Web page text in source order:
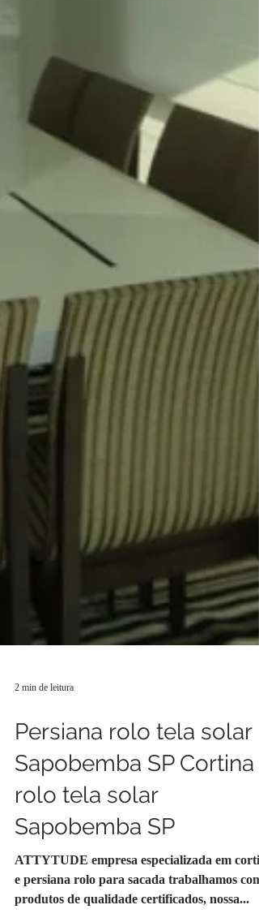
2 min de leitura
Persiana rolo tela solar
Sapobemba SP Cortina
rolo tela solar
Sapobemba SP
ATTYTUDE empresa especializada em